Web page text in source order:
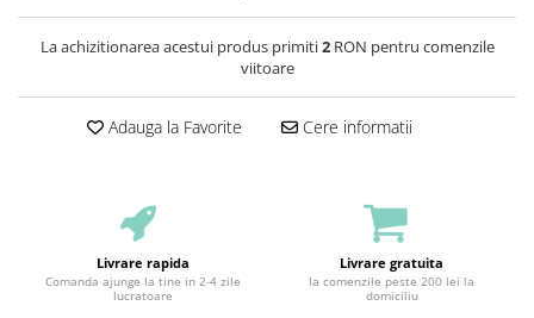
La achizitionarea acestui produs primiti2RON pentru comenzile
viitoare
Adauga la Favorite Cere informatii
Livrare rapida
Comanda ajunge la tine in 2-4 zile
lucratoare
Livrare gratuita
la comenzile peste 200 lei la
domiciliu